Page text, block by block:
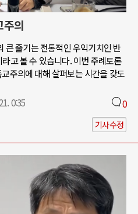
주의
큰 줄기는 전통적인 우익기치인 반
고 볼 수 있습니다. 이번 주례토론
주의에 대해 살펴보는 시간을 갖도
0:35 0
기사수정